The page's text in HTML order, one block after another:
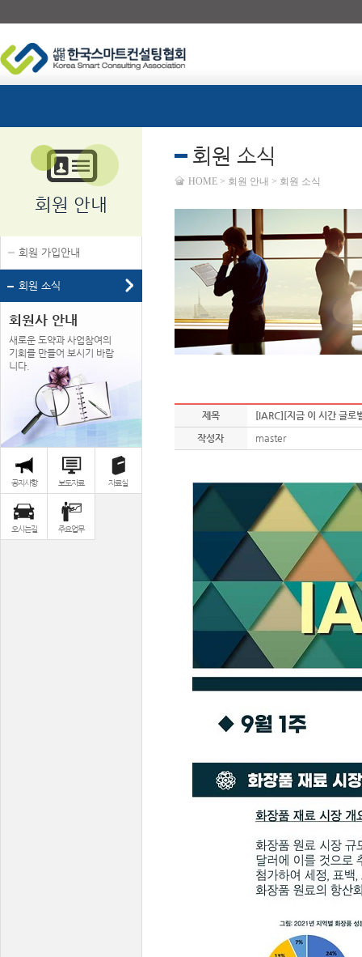
회원 안내
회원 가입안내
회원 소식
회원사 안내
새로운 도약과 사업참여의
기회를 만들어 보시기 바랍
니다.
공지사항 보도자료 자료실
오시는길 주요업무
회원 소식
HOME > 회원 안내 > 회원 소식
제목
[IARC][지금 이 시간 글로
작성자
master